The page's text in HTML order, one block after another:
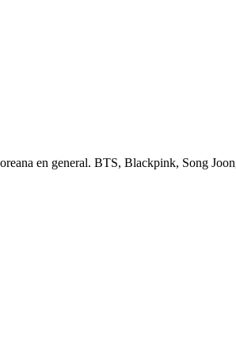
en general. BTS, Blackpink, Song